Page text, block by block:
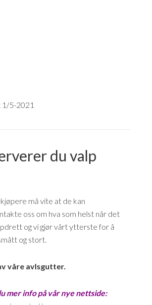
5-2021
du valp
må vite at de kan
oss om hva som helst når det
og vi gjør vårt ytterste for å
og stort.
våre avlsgutter.
mer info på vår nye nettside: